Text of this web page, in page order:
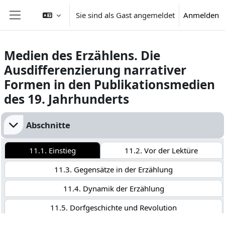
Website-Übersicht
Sie sind als Gast angemeldet Anmelden
Medien des Erzählens. Die
Ausdifferenzierung narrativer
Formen in den Publikationsmedien
des 19. Jahrhunderts
Abschnittsübersicht
Abschnitte
11.1. Einstieg
11.2. Vor der Lektüre
11.3. Gegensätze in der Erzählung
11.4. Dynamik der Erzählung
11.5. Dorfgeschichte und Revolution